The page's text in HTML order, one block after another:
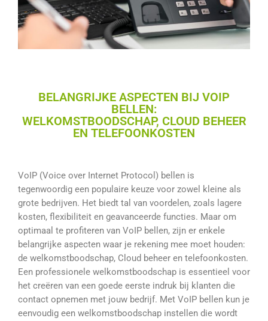
BELANGRIJKE ASPECTEN BIJ VOIP
BELLEN:
WELKOMSTBOODSCHAP, CLOUD BEHEER
EN TELEFOONKOSTEN
VoIP (Voice over Internet Protocol) bellen is
tegenwoordig een populaire keuze voor zowel kleine als
grote bedrijven. Het biedt tal van voordelen, zoals lagere
kosten, flexibiliteit en geavanceerde functies. Maar om
optimaal te profiteren van VoIP bellen, zijn er enkele
belangrijke aspecten waar je rekening mee moet houden:
de welkomstboodschap, Cloud beheer en telefoonkosten.
Een professionele welkomstboodschap is essentieel voor
het creëren van een goede eerste indruk bij klanten die
contact opnemen met jouw bedrijf. Met VoIP bellen kun je
eenvoudig een welkomstboodschap instellen die wordt